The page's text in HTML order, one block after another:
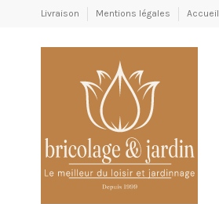
Livraison Mentions légales Accueil